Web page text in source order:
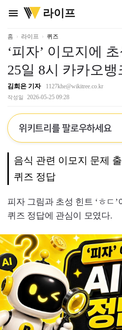
menu
위
키
리
라이프
홈 라이프 퀴즈
‘피자’ 이모지에
25일 8시 카카오
김희은 기자 1127khe@wikitree.co.kr
작성일 2026-05-25 09:28
위키트리를 팔로우하세요
음식 관련 이모지 문제
퀴즈 정답
피자 그림과 초성 힌트 ‘ㅎㄷ
퀴즈 정답에 관심이 모였다.